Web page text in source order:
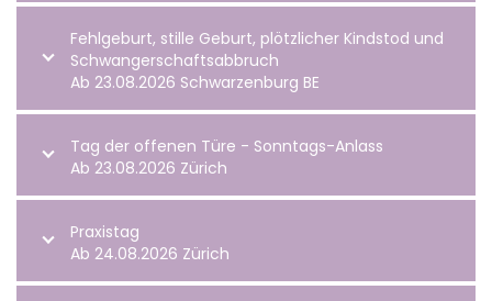
Fehlgeburt, stille Geburt, plötzlicher Kindstod und
Schwangerschaftsabbruch
Ab 23.08.2026 Schwarzenburg BE
Tag der offenen Türe - Sonntags-Anlass
Ab 23.08.2026 Zürich
Praxistag
Ab 24.08.2026 Zürich